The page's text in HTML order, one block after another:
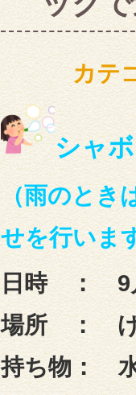
カテ
シャ
（雨のとき
せを行いま
日時 ： 9
場所 ： げ
持ち物：